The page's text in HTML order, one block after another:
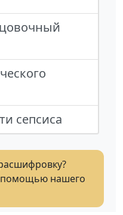
сепсиса
помощью нашего